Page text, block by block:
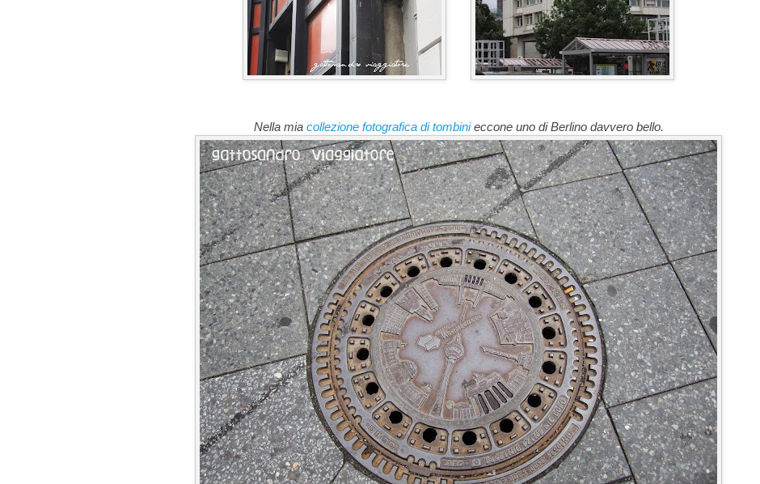
Nella mia collezione fotografica di tombinieccone uno di Berlino davvero bello.